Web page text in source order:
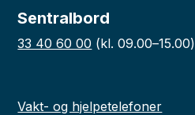
Sentralbord
33 40 60 00 (kl. 09.00–15.00)
Vakt- og hjelpetelefoner